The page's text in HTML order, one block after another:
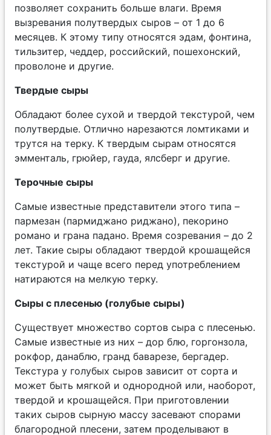
позволяет сохранить больше влаги. Время
вызревания полутвердых сыров – от 1 до 6
месяцев. К этому типу относятся эдам, фонтина,
тильзитер, чеддер, российский, пошехонский,
проволоне и другие.
Твердые сыры
Обладают более сухой и твердой текстурой, чем
полутвердые. Отлично нарезаются ломтиками и
трутся на терку. К твердым сырам относятся
эмменталь, грюйер, гауда, ялсберг и другие.
Терочные сыры
Самые известные представители этого типа –
пармезан (пармиджано риджано), пекорино
романо и грана падано. Время созревания – до 2
лет. Такие сыры обладают твердой крошащейся
текстурой и чаще всего перед употреблением
натираются на мелкую терку.
Сыры с плесенью (голубые сыры)
Существует множество сортов сыра с плесенью.
Самые известные из них – дор блю, горгонзола,
рокфор, данаблю, гранд баварезе, бергадер.
Текстура у голубых сыров зависит от сорта и
может быть мягкой и однородной или, наоборот,
твердой и крошащейся. При приготовлении
таких сыров сырную массу засевают спорами
благородной плесени, затем проделывают в